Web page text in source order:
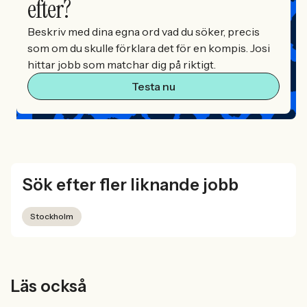
efter?
Beskriv med dina egna ord vad du söker, precis
som om du skulle förklara det för en kompis. Josi
hittar jobb som matchar dig på riktigt.
Testa nu
Sök efter fler liknande jobb
Stockholm
Läs också